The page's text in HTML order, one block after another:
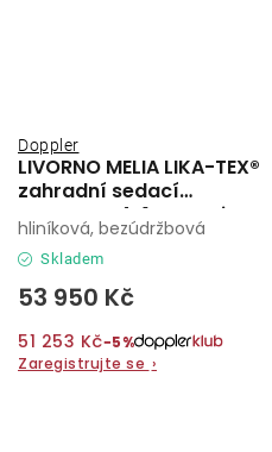
LIVORNO MELIA LIKA-TEX®
zahradní sedací
souprava 4+1 antracit
Doppler
Skladem
53 950 Kč
51 253 Kč−5%
Zaregistrujte se ›
hliníková, bezúdržbová